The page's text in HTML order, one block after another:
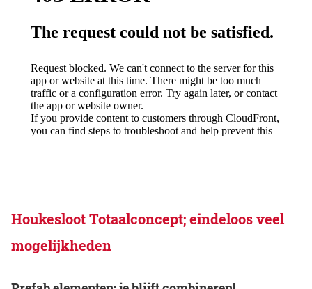
Houkesloot Totaalconcept; eindeloos veel
mogelijkheden